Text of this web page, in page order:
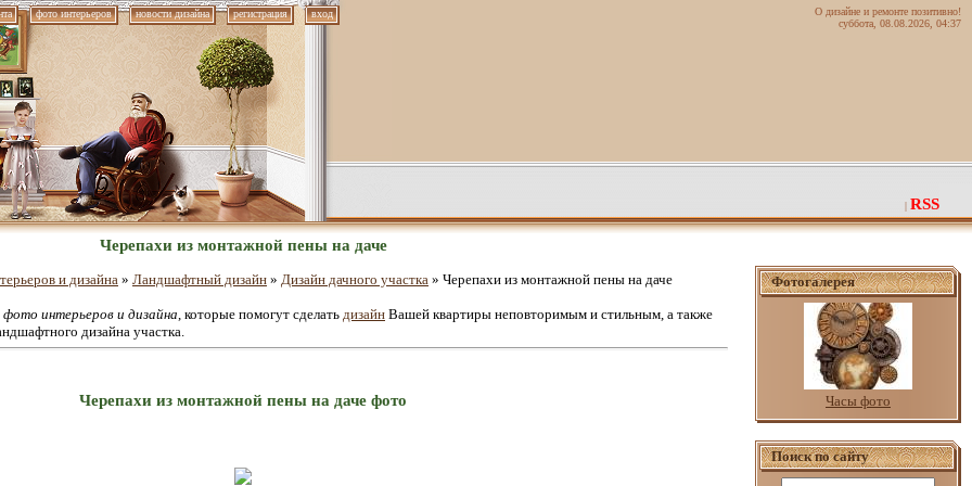
фото интерьеров новости дизайна регистрация вход
О дизайне и ремонте позитивно!
суббота, 08.08.2026, 04:37
| RSS
Черепахи из монтажной пены на даче
и дизайна » Ландшафтный дизайн » Дизайн дачного участка » Черепахи из монтажной пены на даче
фото интерьеров и дизайна , которые помогут сделать дизайн Вашей квартиры неповторимым и стильным, а также
дизайна участка.
Черепахи из монтажной пены на даче фото
Фотогалерея
Часы фото
Поиск по сайту